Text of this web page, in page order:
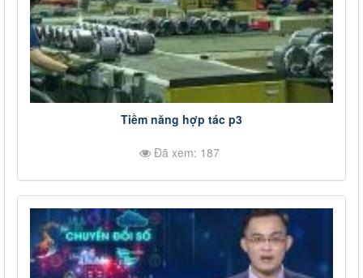
Tiềm năng hợp tác p3
Đã xem: 187